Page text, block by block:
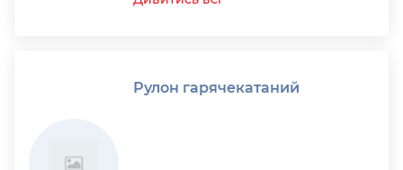
Рулон гарячекатаний